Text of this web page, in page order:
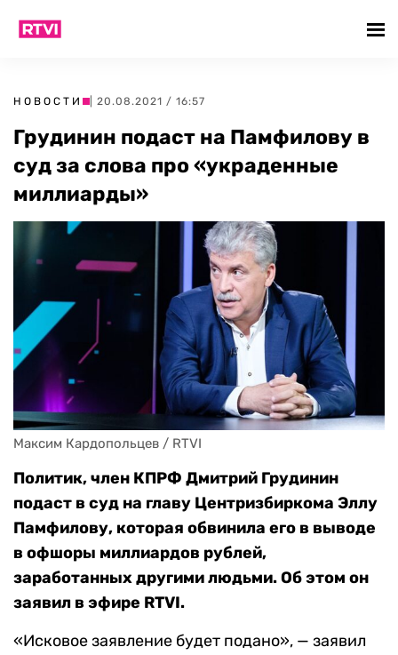
НОВОСТИ | 20.08.2021 / 16:57
Грудинин подаст на Памфилову в
суд за слова про «украденные
миллиарды»
Максим Кардопольцев / RTVI
Политик, член КПРФ Дмитрий Грудинин
подаст в суд на главу Центризбиркома Эллу
Памфилову, которая обвинила его в выводе
в офшоры миллиардов рублей,
заработанных другими людьми. Об этом он
заявил в эфире RTVI.
«Исковое заявление будет подано», — заявил